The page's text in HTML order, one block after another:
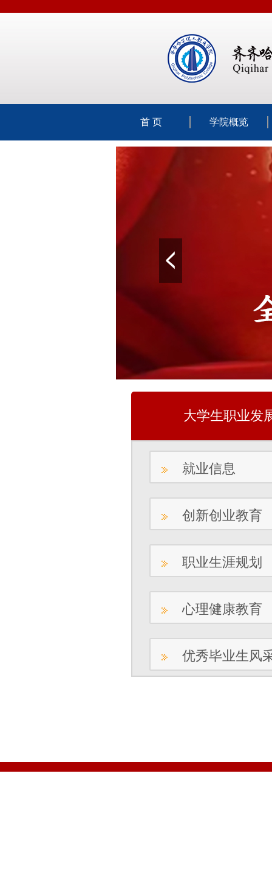
首 页 学院概览
大学生职业发
就业信息
创新创业教育
职业生涯规划
心理健康教育
优秀毕业生风